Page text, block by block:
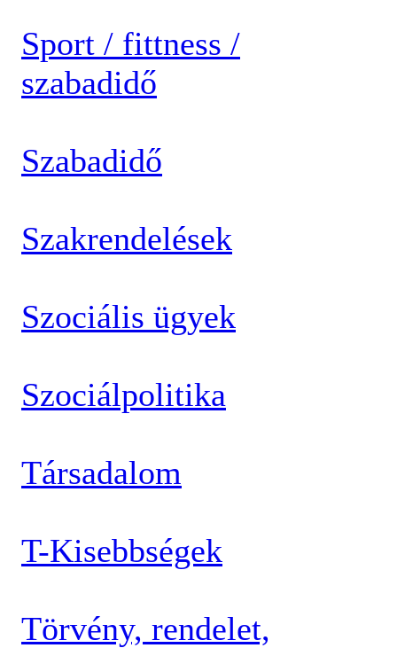
Sport / fittness /
szabadidő
Szabadidő
Szakrendelések
Szociális ügyek
Szociálpolitika
Társadalom
T-Kisebbségek
Törvény, rendelet,